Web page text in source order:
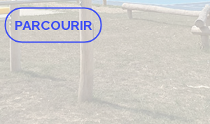
PARCOURIR